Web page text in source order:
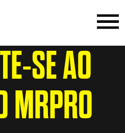
SE AO
MRPRO